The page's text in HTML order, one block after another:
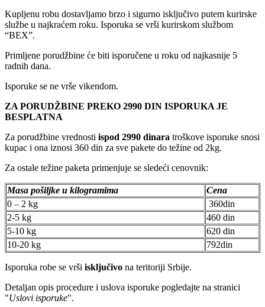
Kupljenu robu dostavljamo brzo i sigurno isključivo putem kurirske
službe u najkraćem roku. Isporuka se vrši kurirskom službom
“BEX”.
Primljene porudžbine će biti isporučene u roku od najkasnije 5
radnih dana.
Isporuke se ne vrše vikendom.
ZA PORUDŽBINE PREKO 2990 DIN ISPORUKA JE
BESPLATNA
Za porudžbine vrednosti ispod 2990 dinara troškove isporuke snosi
kupac i ona iznosi 360 din za sve pakete do težine od 2kg.
Za ostale težine paketa primenjuje se sledeći cenovnik:
Masa pošiljke u kilogramima
Cena
0 – 2 kg
360din
2-5 kg
460 din
5-10 kg
620 din
10-20 kg
792din
Isporuka robe se vrši isključivo na teritoriji Srbije.
Detaljan opis procedure i uslova isporuke pogledajte na stranici
"Uslovi isporuke".